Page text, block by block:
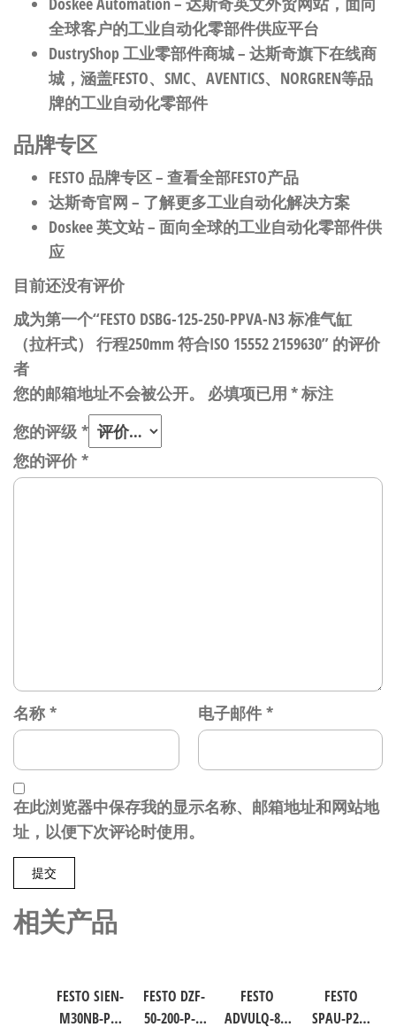
全球客户的工业自动化零部件供应平台
DustryShop 工业零部件商城– 达斯奇旗下在线商
城，涵盖FESTO、SMC、AVENTICS、NORGREN等品
牌的工业自动化零部件
品牌专区
FESTO 品牌专区– 查看全部FESTO产品
达斯奇官网 – 了解更多工业自动化解决方案
Doskee 英文站– 面向全球的工业自动化零部件供
应
目前还没有评价
成为第一个“FESTO DSBG-125-250-PPVA-N3 标准气缸
（拉杆式） 行程250mm 符合ISO 15552 2159630” 的评价
者
您的邮箱地址不会被公开。
必填项已用 *标注
您的评级 *
您的评价*
名称 * 电子邮件 *
在此浏览器中保存我的显示名称、邮箱地址和网站地
址，以便下次评论时使用。
相关产品
FESTO SIEN-
M30NB-PS-
FESTO DZF-
50-200-P-A
FESTO
ADVULQ-80-
FESTO
SPAU-P2R-